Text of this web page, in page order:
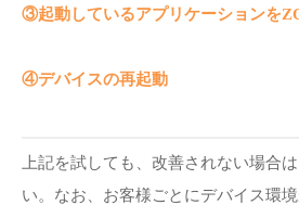
③起動しているアプリケーションを
④デバイスの再起動
上記を試しても、改善されない場合
い。なお、お客様ごとにデバイス環